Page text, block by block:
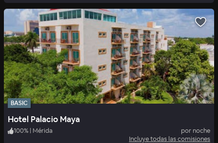
BASIC
Hotel Palacio Maya
100% | Mérida
por noche
Incluye todas las comisiones